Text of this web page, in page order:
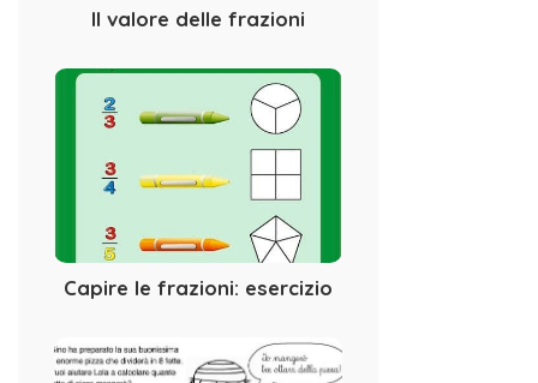
Il valore delle frazioni
Capire le frazioni: esercizio